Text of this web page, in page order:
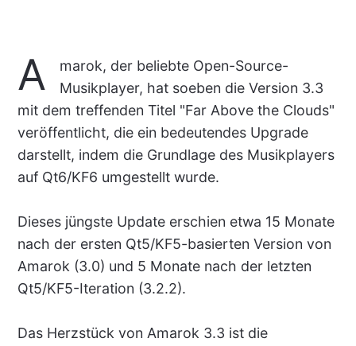
A
marok, der beliebte Open-Source-
Musikplayer, hat soeben die Version 3.3
mit dem treffenden Titel "Far Above the Clouds"
veröffentlicht, die ein bedeutendes Upgrade
darstellt, indem die Grundlage des Musikplayers
auf Qt6/KF6 umgestellt wurde.
Dieses jüngste Update erschien etwa 15 Monate
nach der ersten Qt5/KF5-basierten Version von
Amarok (3.0) und 5 Monate nach der letzten
Qt5/KF5-Iteration (3.2.2).
Das Herzstück von Amarok 3.3 ist die